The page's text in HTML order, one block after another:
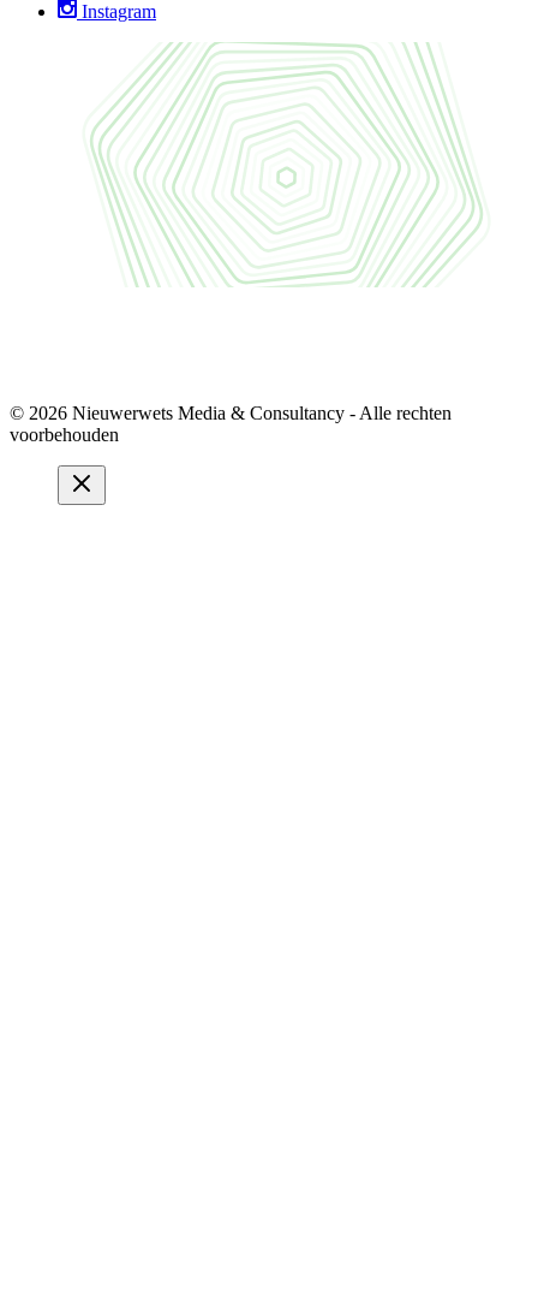
Instagram
© 2026 Nieuwerwets Media & Consultancy - Alle rechten
voorbehouden